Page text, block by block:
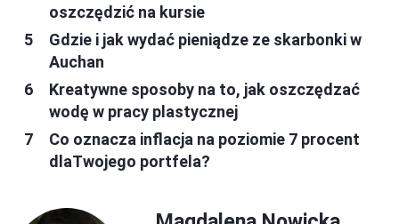
oszczędzić na kursie
Gdzie i jak wydać pieniądze ze skarbonki w
Auchan
Kreatywne sposoby na to, jak oszczędzać
wodę w pracy plastycznej
Co oznacza inflacja na poziomie 7 procent
dlaTwojego portfela?